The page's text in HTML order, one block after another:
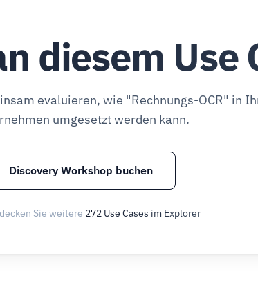
diesem Use
evaluieren, wie "Rechnungs-OCR" in
umgesetzt werden kann.
Discovery Workshop buchen
Sie weitere 272 Use Cases im Explorer